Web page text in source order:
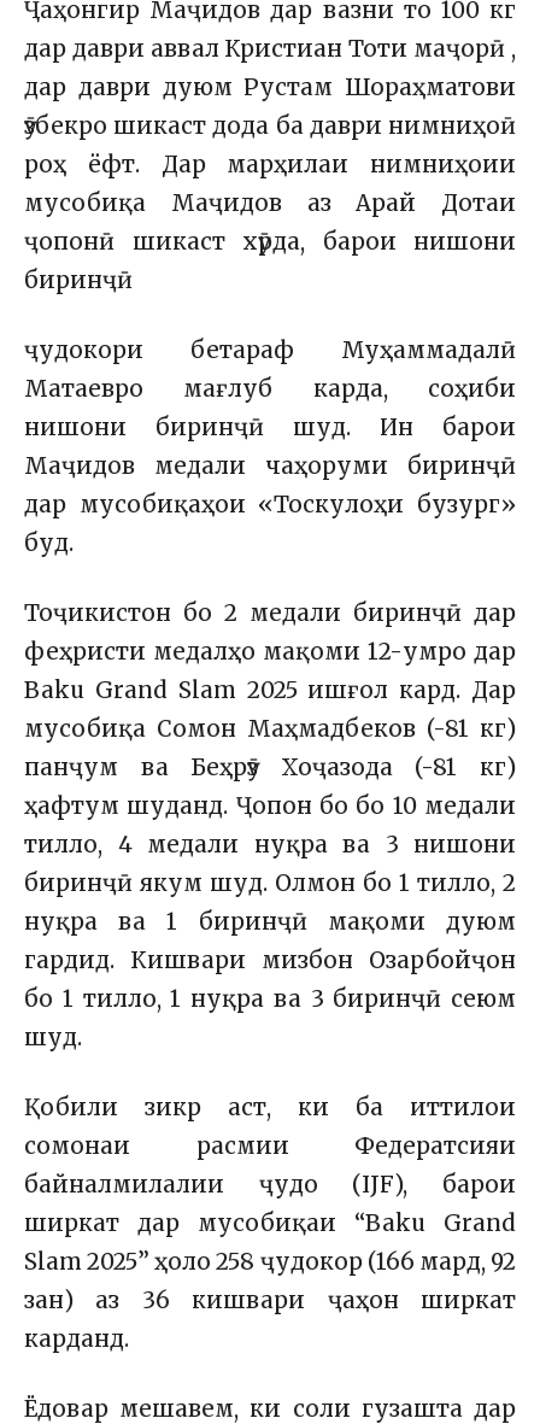
Ҷаҳонгир Маҷидов дар вазни то 100 кг
дар даври аввал Кристиан Тоти маҷорӣ ,
дар даври дуюм Рустам Шораҳматови
ӯзбекро шикаст дода ба даври нимниҳоӣ
роҳ ёфт. Дар марҳилаи нимниҳоии
мусобиқа Маҷидов аз Арай Дотаи
ҷопонӣ шикаст хӯрда, барои нишони
биринҷӣ
ҷудокори бетараф Муҳаммадалӣ
Матаевро мағлуб карда, соҳиби
нишони биринҷӣ шуд. Ин барои
Маҷидов медали чаҳоруми биринҷӣ
дар мусобиқаҳои «Тоскулоҳи бузург»
буд.
Тоҷикистон бо 2 медали биринҷӣ дар
феҳристи медалҳо мақоми 12-умро дар
Baku Grand Slam 2025 ишғол кард. Дар
мусобиқа Сомон Маҳмадбеков (-81 кг)
панҷум ва Беҳрӯз Хоҷазода (-81 кг)
ҳафтум шуданд. Ҷопон бо бо 10 медали
тилло, 4 медали нуқра ва 3 нишони
биринҷӣ якум шуд. Олмон бо 1 тилло, 2
нуқра ва 1 биринҷӣ мақоми дуюм
гардид. Кишвари мизбон Озарбойҷон
бо 1 тилло, 1 нуқра ва 3 биринҷӣ сеюм
шуд.
Қобили зикр аст, ки ба иттилои
сомонаи расмии Федератсияи
байналмилалии ҷудо (IJF), барои
ширкат дар мусобиқаи “Baku Grand
Slam 2025” ҳоло 258 ҷудокор (166 мард, 92
зан) аз 36 кишвари ҷаҳон ширкат
карданд.
Ёдовар мешавем, ки соли гузашта дар